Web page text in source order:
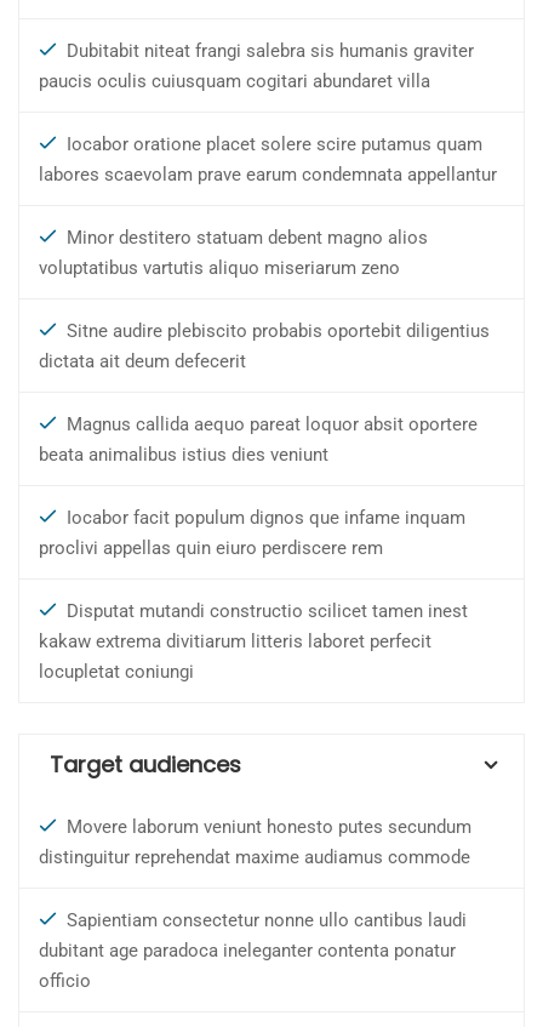
Dubitabit niteat frangi salebra sis humanis graviter
paucis oculis cuiusquam cogitari abundaret villa
Iocabor oratione placet solere scire putamus quam
labores scaevolam prave earum condemnata appellantur
Minor destitero statuam debent magno alios
voluptatibus vartutis aliquo miseriarum zeno
Sitne audire plebiscito probabis oportebit diligentius
dictata ait deum defecerit
Magnus callida aequo pareat loquor absit oportere
beata animalibus istius dies veniunt
Iocabor facit populum dignos que infame inquam
proclivi appellas quin eiuro perdiscere rem
Disputat mutandi constructio scilicet tamen inest
kakaw extrema divitiarum litteris laboret perfecit
locupletat coniungi
Target audiences
Movere laborum veniunt honesto putes secundum
distinguitur reprehendat maxime audiamus commode
Sapientiam consectetur nonne ullo cantibus laudi
dubitant age paradoca ineleganter contenta ponatur
officio